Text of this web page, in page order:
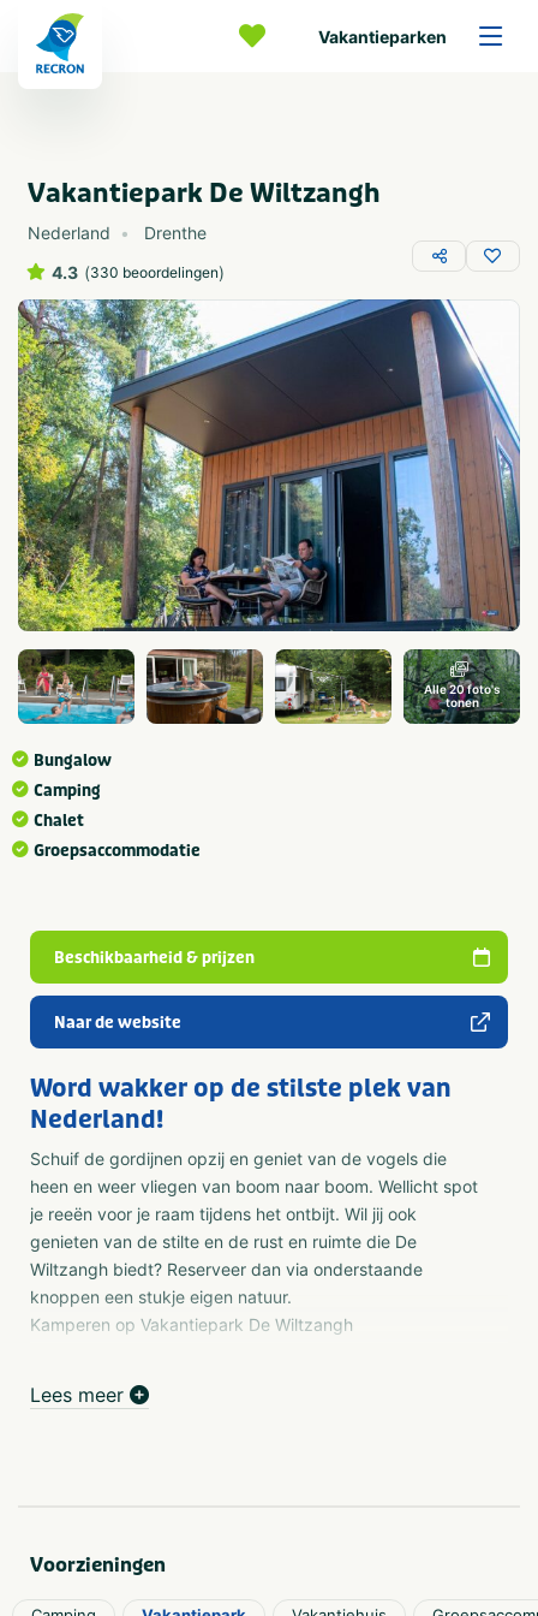
Vakantieparken
Vakantiepark De Wiltzangh
Nederland
Drenthe
4.3 (330 beoordelingen)
Alle 20 foto's
tonen
Bungalow
Camping
Chalet
Groepsaccommodatie
Beschikbaarheid & prijzen
Naar de website
Word wakker op de stilste plek van
Nederland!
Schuif de gordijnen opzij en geniet van de vogels die
heen en weer vliegen van boom naar boom. Wellicht spot
je reeën voor je raam tijdens het ontbijt. Wil jij ook
genieten van de stilte en de rust en ruimte die De
Wiltzangh biedt? Reserveer dan via onderstaande
knoppen een stukje eigen natuur.
Kamperen op Vakantiepark De Wiltzangh
Na een prachtige rit door Drenthe rijd je op ons
je echte oude bomen om je heen met af en toe een
Lees meer
Voorzieningen